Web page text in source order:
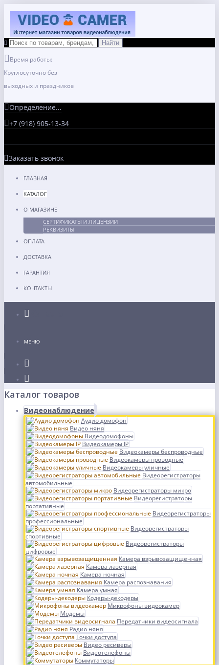
Время работы:
Круглосуточно без
выходных и праздников
Определение...
+7 (918) 905-13-34
Заказать звонок
ГЛАВНАЯ
КАТАЛОГ
О МАГАЗИНЕ
СЕРТИФИКАТЫ И ЛИЦЕНЗИИ
РЕКВИЗИТЫ
ОПЛАТА
ДОСТАВКА
ГАРАНТИЯ
КОНТАКТЫ
МЕНЮ
Каталог товаров
Видеонаблюдение
Аудио домофон
Видео няня
Видеодомофоны
Видеокамеры IP
Видеокамеры беспроводные
Видеокамеры проводные
Видеокамеры уличные
Видеорегистраторы
автомобильные
Видеорегистраторы микро
Видеорегистраторы
портативные
Видеорегистраторы
профессиональные
Видеорегистраторы
спортивные
Видеорегистраторы
цифровые
Камера взрывозащищенная
Камера лазерная
Камера ночная
Камера распознавания
Камера умная
Кодеры-декодеры
Микрофоны видеокамер
Модемы
Передатчики видеосигнала
Радио няня
Точки доступа
Видео ресиверы
Видеотелефоны
Коммутаторы